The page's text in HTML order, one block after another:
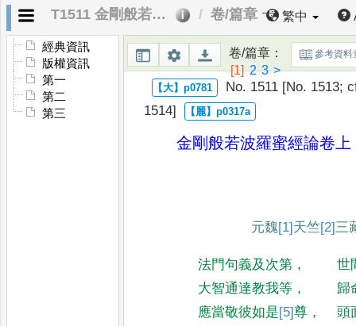
T1511 金剛般若波羅蜜經論 卷/篇章 一 繁中
經典資訊
版權資訊
第一
第二
第三
卷/篇章：
[1] 2 3 >
參考資料
No. 1511 [No. 1513;
1514]
金剛般若波羅蜜經論卷上
元魏[1] 天竺[2]三
法門句義及次第 ，
世
大智通達教我等 ，
歸
應當敬彼如是[5]尊 ，
頭